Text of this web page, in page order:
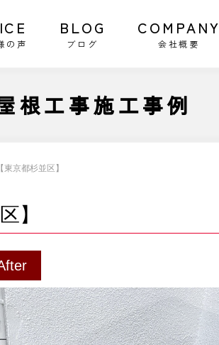
の声
BLOG
ブログ
COMPANY
会社概要
根工事施工事例
京都杉並区】
】